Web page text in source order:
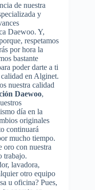
de nuestra
y
Daewoo. Y,
respetamos
por hora la
bastante
poder darte a ti
en Alginet.
nuestra calidad
Daewoo,
día en la
originales
continuará
mucho tiempo.
oro con nuestra
trabajo.
lavadora,
otro equipo
u oficina? Pues,